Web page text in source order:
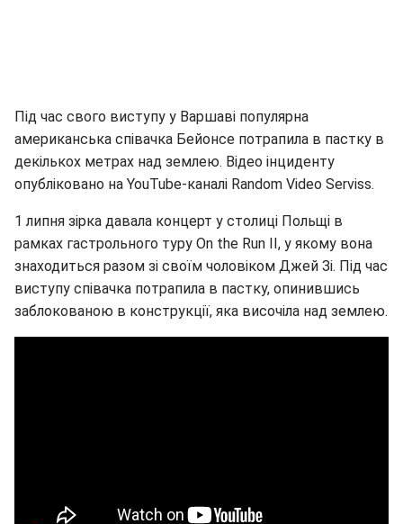
Під час свого виступу у Варшаві популярна
американська співачка Бейонсе потрапила в пастку в
декількох метрах над землею. Відео інциденту
опубліковано на YouTube-каналі Random Video Serviss.
1 липня зірка давала концерт у столиці Польщі в
рамках гастрольного туру On the Run II, у якому вона
знаходиться разом зі своїм чоловіком Джей Зі. Під час
виступу співачка потрапила в пастку, опинившись
заблокованою в конструкції, яка височіла над землею.